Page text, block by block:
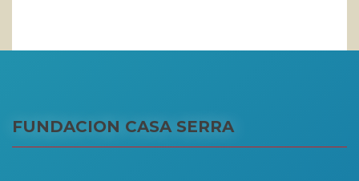
FUNDACION CASA SERRA